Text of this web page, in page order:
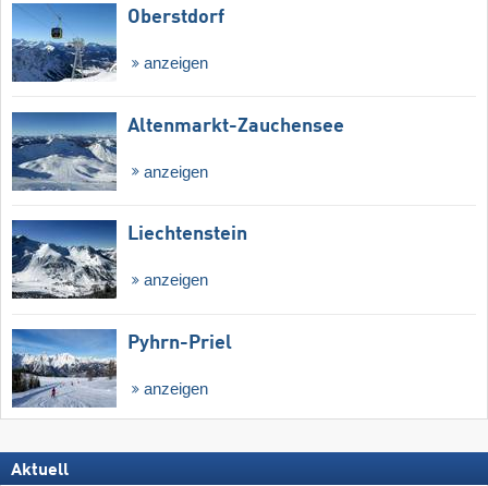
Oberstdorf
anzeigen
Altenmarkt-Zauchensee
anzeigen
Liechtenstein
anzeigen
Pyhrn-Priel
anzeigen
Aktuell